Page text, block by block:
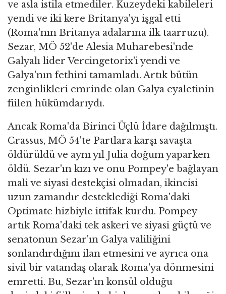
ve asla istila etmediler. Kuzeydeki kabileleri
yendi ve iki kere Britanya'yı işgal etti
(Roma'nın Britanya adalarına ilk taarruzu).
Sezar, MÖ 52'de Alesia Muharebesi'nde
Galyalı lider Vercingetorix'i yendi ve
Galya'nın fethini tamamladı. Artık bütün
zenginlikleri emrinde olan Galya eyaletinin
fiilen hükümdarıydı.
Ancak Roma'da Birinci Üçlü İdare dağılmıştı.
Crassus, MÖ 54'te Partlara karşı savaşta
öldürüldü ve aynı yıl Julia doğum yaparken
öldü. Sezar'ın kızı ve onu Pompey'e bağlayan
mali ve siyasi destekçisi olmadan, ikincisi
uzun zamandır desteklediği Roma'daki
Optimate hizbiyle ittifak kurdu. Pompey
artık Roma'daki tek askeri ve siyasi güçtü ve
senatonun Sezar'ın Galya valiliğini
sonlandırdığını ilan etmesini ve ayrıca ona
sivil bir vatandaş olarak Roma'ya dönmesini
emretti. Bu, Sezar'ın konsül olduğu